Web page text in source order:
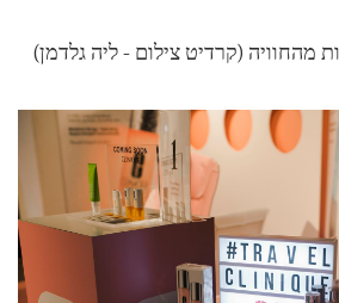
מהחוויה (קרדיט צילום - ליה גלדמן)